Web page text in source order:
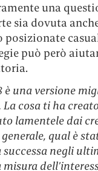
una
sia dovuta
posizionate
può però
è una versione
La cosa ti ha
lamentele dai
qual è
successa negli